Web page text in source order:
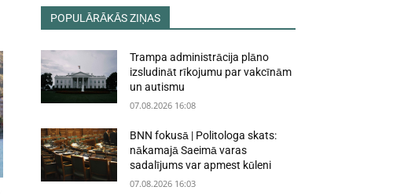
POPULĀRĀKĀS ZIŅAS
Trampa administrācija plāno
izsludināt rīkojumu par vakcīnām
un autismu
07.08.2026 16:08
BNN fokusā | Politologa skats:
nākamajā Saeimā varas
sadalījums var apmest kūleni
07.08.2026 16:03